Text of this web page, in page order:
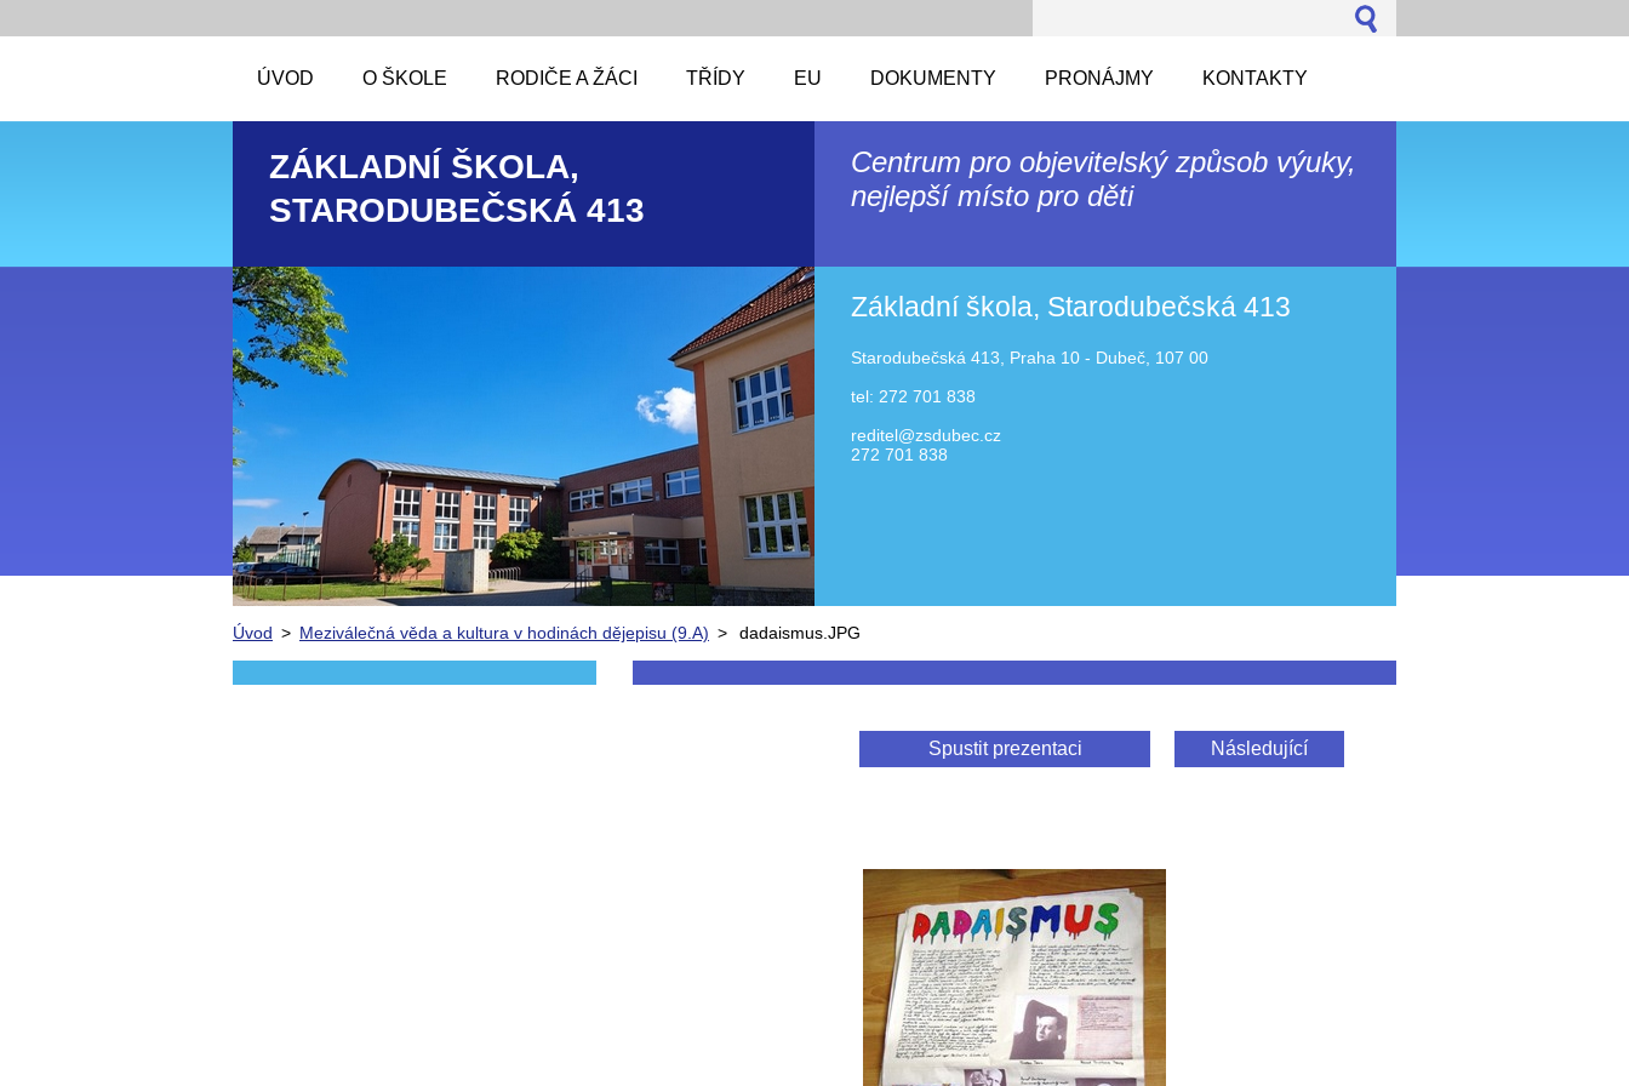
ÚVOD O ŠKOLE RODIČE A ŽÁCI TŘÍDY EU DOKUMENTY PRONÁJMY KONTAKTY
ZÁKLADNÍ ŠKOLA,
STARODUBEČSKÁ 413
Centrum pro objevitelský způsob výuky,
nejlepší místo pro děti
Základní škola, Starodubečská 413
Starodubečská 413, Praha 10 - Dubeč, 107 00
tel: 272 701 838
reditel@zsdubec.cz
272 701 838
Úvod > Meziválečná věda a kultura v hodinách dějepisu (9.A) > dadaismus.JPG
Spustit prezentaci Následující